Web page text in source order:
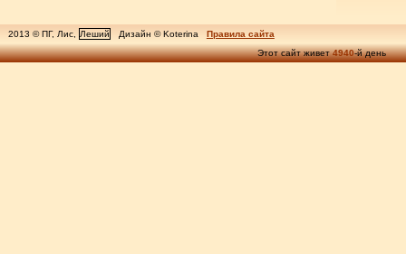
2013 © ПГ, Лис, Леший Дизайн © Koterina
Правила сайта
Этот сайт живет4940-й день